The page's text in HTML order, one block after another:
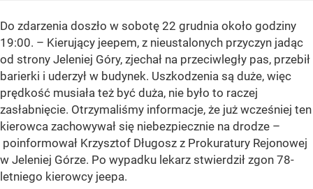
Do zdarzenia doszło w sobotę 22 grudnia około godziny
19:00. – Kierujący jeepem, z nieustalonych przyczyn jadąc
od strony Jeleniej Góry, zjechał na przeciwległy pas, przebił
barierki i uderzył w budynek. Uszkodzenia są duże, więc
prędkość musiała też być duża, nie było to raczej
zasłabnięcie. Otrzymaliśmy informacje, że już wcześniej ten
kierowca zachowywał się niebezpiecznie na drodze –
poinformował Krzysztof Długosz z Prokuratury Rejonowej
w Jeleniej Górze. Po wypadku lekarz stwierdził zgon 78-
letniego kierowcy jeepa.